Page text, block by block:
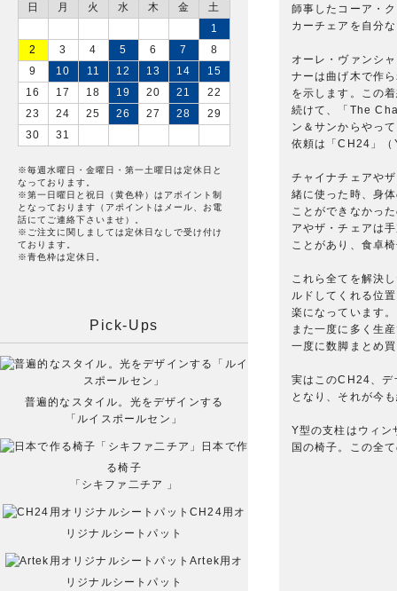
師事したコーア・
カーチェアを自分
オーレ・ヴァンシ
ナーは曲げ木で作
を示します。この
続けて、「The
ン＆サンからやっ
依頼は「CH24」（
チャイナチェアや
緒に使った時、身
ことができなかっ
アやザ・チェアは
ことがあり、食卓
これら全てを解決
ルドしてくれる位
楽になっています
また一度に多く生
一度に数脚まとめ
実はこのCH24、デ
となり、それが今
Y型の支柱はウィ
国の椅子。この全
日 月 火 水 木 金
土
1
2
3 4 5 6 7
8
9
10 11 12 13 14
15
16
17 18 19 20 21
22
23
24 25 26 27 28
29
30
31
※毎週水曜日・金曜日・第一土曜日は定休日と
なっております。
※第一日曜日と祝日（黄色枠）はアポイント制
となっております（アポイントはメール、お電
話にてご連絡下さいませ）。
※ご注文に関しましては定休日なしで受け付け
ております。
※青色枠は定休日。
Pick-Ups
普遍的なスタイル。光をデザインする
「ルイスポールセン」
日本で作
る椅子
「シキファ二チア 」
CH24用オ
リジナルシートパット
Artek用オ
リジナルシートパット